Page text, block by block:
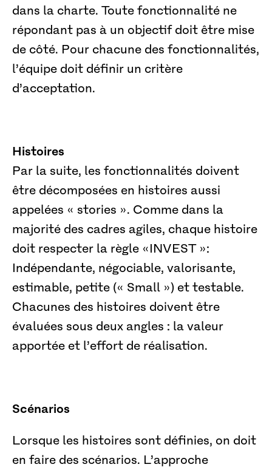
dans la charte. Toute fonctionnalité ne
répondant pas à un objectif doit être mise
de côté. Pour chacune des fonctionnalités,
l’équipe doit définir un critère
d’acceptation.
Histoires
Par la suite, les fonctionnalités doivent
être décomposées en histoires aussi
appelées « stories ». Comme dans la
majorité des cadres agiles, chaque histoire
doit respecter la règle «INVEST »:
Indépendante, négociable, valorisante,
estimable, petite (« Small ») et testable.
Chacunes des histoires doivent être
évaluées sous deux angles : la valeur
apportée et l’effort de réalisation.
Scénarios
Lorsque les histoires sont définies, on doit
en faire des scénarios. L’approche